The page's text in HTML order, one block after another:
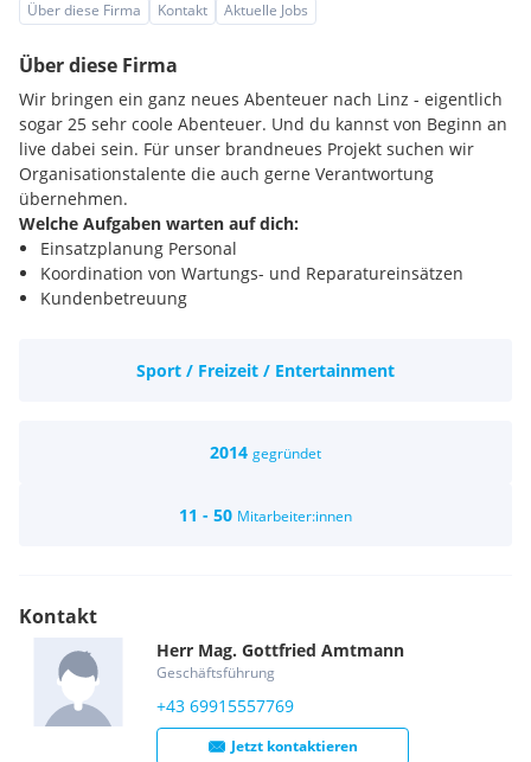
Über diese Firma Kontakt Aktuelle Jobs
Über diese Firma
Wir bringen ein ganz neues Abenteuer nach Linz - eigentlich
sogar 25 sehr coole Abenteuer. Und du kannst von Beginn an
live dabei sein. Für unser brandneues Projekt suchen wir
Organisationstalente die auch gerne Verantwortung
übernehmen.
Welche Aufgaben warten auf dich:
Einsatzplanung Personal
Koordination von Wartungs- und Reparatureinsätzen
Kundenbetreuung
Allgemeine Büroarbeiten
Fundierte Einschulung und Entwicklungsmöglichkeiten
Sport / Freizeit / Entertainment
2014 gegründet
11 - 50 Mitarbeiter:innen
Kontakt
Herr Mag. Gottfried Amtmann
Geschäftsführung
+43 69915557769
Jetzt kontaktieren